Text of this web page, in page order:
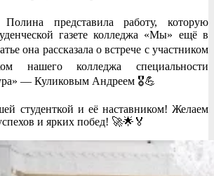
представила работу, которую
газете колледжа «Мы» ещё в
она рассказала о встрече с участником
нашего колледжа специальности
— Куликовым Андреем 🎖️💪
студенткой и её наставником! Желаем
и ярких побед! 🚀🌟🏅